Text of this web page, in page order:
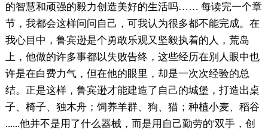
的智慧和顽强的毅力创造美好的生活吗…… 每读完一个章
节，我都会这样问问自己，可我认为很多都不能完成。在
我心目中，鲁宾逊是个勇敢乐观又坚毅执着的人，荒岛
上，他做的许多事都以失败告终，这些经历在别人眼中也
许是在白费力气，但在他的眼里，却是一次次经验的总
结。正是这样，鲁宾逊才能建造了自己的城堡，打造出桌
子、椅子、独木舟；饲养羊群、狗、猫；种植小麦、稻谷
......他并不是用了什么器械，而是用自己勤劳的'双手，创